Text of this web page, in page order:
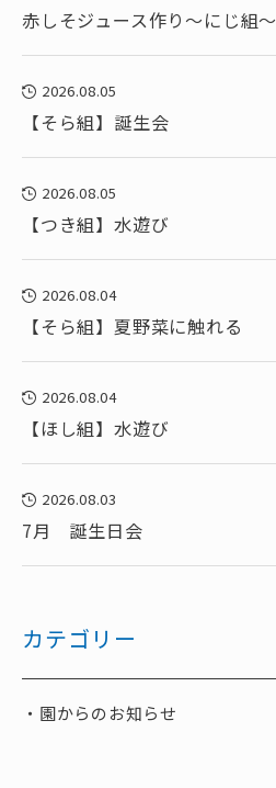
赤しそジュース作り～にじ組～
2026.08.05
【そら組】誕生会
2026.08.05
【つき組】水遊び
2026.08.04
【そら組】夏野菜に触れる
2026.08.04
【ほし組】水遊び
2026.08.03
7月 誕生日会
カテゴリー
園からのお知らせ